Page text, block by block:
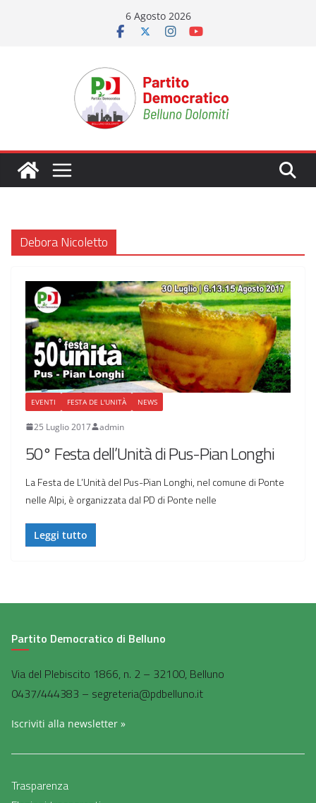
6 Agosto 2026
Debora Nicoletto
EVENTI FESTA DE L'UNITÀ NEWS
25 Luglio 2017 admin
50° Festa dell’Unità di Pus-Pian Longhi
La Festa de L’Unità del Pus-Pian Longhi, nel comune di Ponte
nelle Alpi, è organizzata dal PD di Ponte nelle
Leggi tutto
Partito Democratico di Belluno
Via del Plebiscito 1866, n. 2 – 32100, Belluno
0437/444383 – segreteria@pdbelluno.it
Iscriviti alla newsletter »
Trasparenza